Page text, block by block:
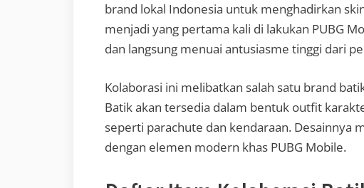
brand lokal Indonesia untuk menghadirkan
menjadi yang pertama kali di lakukan PUBG
dan langsung menuai antusiasme tinggi dari
Kolaborasi ini melibatkan salah satu brand
Batik akan tersedia dalam bentuk outfit
seperti parachute dan kendaraan. Desainnya
dengan elemen modern khas PUBG Mobile.